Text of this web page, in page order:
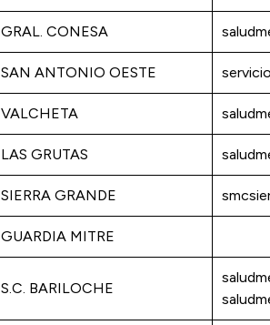
GRAL. CONESA
SAN ANTONIO OESTE
VALCHETA
LAS GRUTAS
SIERRA GRANDE
GUARDIA MITRE
S.C. BARILOCHE